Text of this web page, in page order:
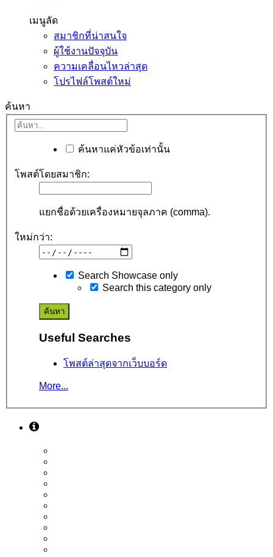
เมนูลัด
สมาชิกที่น่าสนใจ
ผู้ใช้งานปัจจุบัน
ความเคลื่อนไหวล่าสุด
โปรไฟล์โพสต์ใหม่
ค้นหา
ค้นหาแค่หัวข้อเท่านั้น
โพสต์โดยสมาชิก:
แยกชื่อด้วยเครื่องหมายจุลภาค (comma).
ใหม่กว่า:
Search Showcase only
Search this category only
Useful Searches
โพสต์ล่าสุดจากเว็บบอร์ด
More...